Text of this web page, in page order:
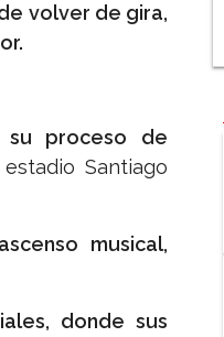
volver de gira,
su proceso de
Santiago
musical,
donde sus